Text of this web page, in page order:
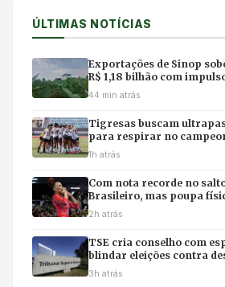
ÚLTIMAS NOTÍCIAS
Exportações de Sinop
R$ 1,18 bilhão com
44 min atrás
Tigresas buscam
para respirar no
1h atrás
Com nota recorde no
Brasileiro, mas poupa
final individual
2h atrás
TSE cria conselho com
blindar eleições contra
ilícito de IA
3h atrás